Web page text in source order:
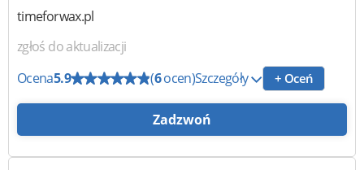
timeforwax.pl
zgłoś do aktualizacji
Ocena5.9 (6ocen)Szczegóły + Oceń
Zadzwoń